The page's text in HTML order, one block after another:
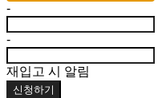
-
-
재입고 시 알림
신청하기